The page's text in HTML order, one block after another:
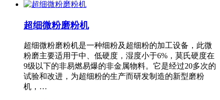
超细微粉磨粉机
超细微粉磨粉机是一种细粉及超细粉的加工设备，此微
粉磨主要适用于中、低硬度，湿度小于6%，莫氏硬度在
9级以下的非易燃易爆的非金属物料。它是经过20多次的
试验和改进，为超细粉的生产而研发制造的新型磨粉
机，…